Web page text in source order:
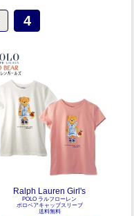
4
Ralph Lauren Girl's
POLO ラルフローレン
ポロベアキャップスリーブ
送料無料